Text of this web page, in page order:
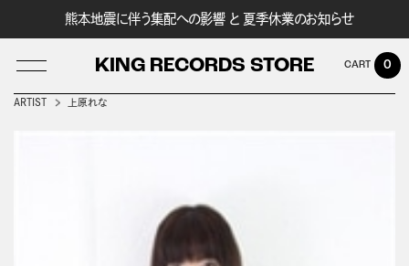
熊本地震に伴う集配への影響 と 夏季休業のお知らせ
KING RECORDS STORE 0
ARTIST 上原れな